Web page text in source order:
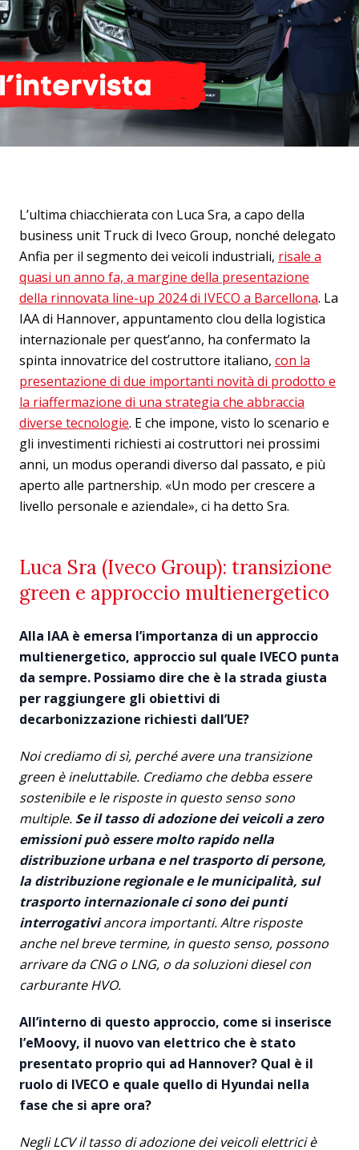
L’ultima chiacchierata con Luca Sra, a capo della
business unit Truck di Iveco Group, nonché delegato
Anfia per il segmento dei veicoli industriali, risale a
quasi un anno fa, a margine della presentazione
della rinnovata line-up 2024 di IVECO a Barcellona. La
IAA di Hannover, appuntamento clou della logistica
internazionale per quest’anno, ha confermato la
spinta innovatrice del costruttore italiano, con la
presentazione di due importanti novità di prodotto e
la riaffermazione di una strategia che abbraccia
diverse tecnologie. E che impone, visto lo scenario e
gli investimenti richiesti ai costruttori nei prossimi
anni, un modus operandi diverso dal passato, e più
aperto alle partnership. «Un modo per crescere a
livello personale e aziendale», ci ha detto Sra.
Luca Sra (Iveco Group): transizione
green e approccio multienergetico
Alla IAA è emersa l’importanza di un approccio
multienergetico, approccio sul quale IVECO punta
da sempre. Possiamo dire che è la strada giusta
per raggiungere gli obiettivi di
decarbonizzazione richiesti dall’UE?
Noi crediamo di sì, perché avere una transizione
green è ineluttabile. Crediamo che debba essere
sostenibile e le risposte in questo senso sono
multiple. Se il tasso di adozione dei veicoli a zero
emissioni può essere molto rapido nella
distribuzione urbana e nel trasporto di persone,
la distribuzione regionale e le municipalità, sul
trasporto internazionale ci sono dei punti
interrogativiancora importanti. Altre risposte
anche nel breve termine, in questo senso, possono
arrivare da CNG o LNG, o da soluzioni diesel con
carburante HVO.
All’interno di questo approccio, come si inserisce
l’eMoovy, il nuovo van elettrico che è stato
presentato proprio qui ad Hannover? Qual è il
ruolo di IVECO e quale quello di Hyundai nella
fase che si apre ora?
Negli LCV il tasso di adozione dei veicoli elettrici è